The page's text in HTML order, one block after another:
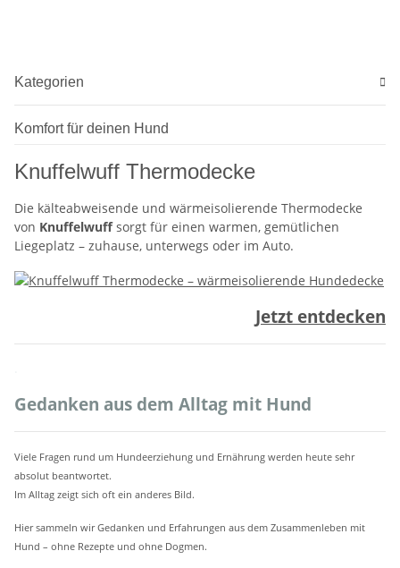
Kategorien
Komfort für deinen Hund
Knuffelwuff Thermodecke
Die kälteabweisende und wärmeisolierende Thermodecke
von Knuffelwuffsorgt für einen warmen, gemütlichen
Liegeplatz – zuhause, unterwegs oder im Auto.
Jetzt entdecken
Gedanken aus dem Alltag mit Hund
Viele Fragen rund um Hundeerziehung und Ernährung werden heute sehr
absolut beantwortet.
Im Alltag zeigt sich oft ein anderes Bild.
Hier sammeln wir Gedanken und Erfahrungen aus dem Zusammenleben mit
Hund – ohne Rezepte und ohne Dogmen.